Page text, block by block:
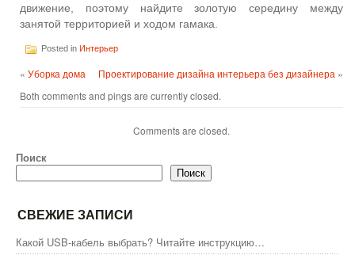
движение, поэтому найдите золотую середину между
занятой территорией и ходом гамака.
Posted in Интерьер
« Уборка дома Проектирование дизайна интерьера без дизайнера »
Both comments and pings are currently closed.
Comments are closed.
Поиск
Поиск
СВЕЖИЕ ЗАПИСИ
Какой USB-кабель выбрать? Читайте инструкцию…